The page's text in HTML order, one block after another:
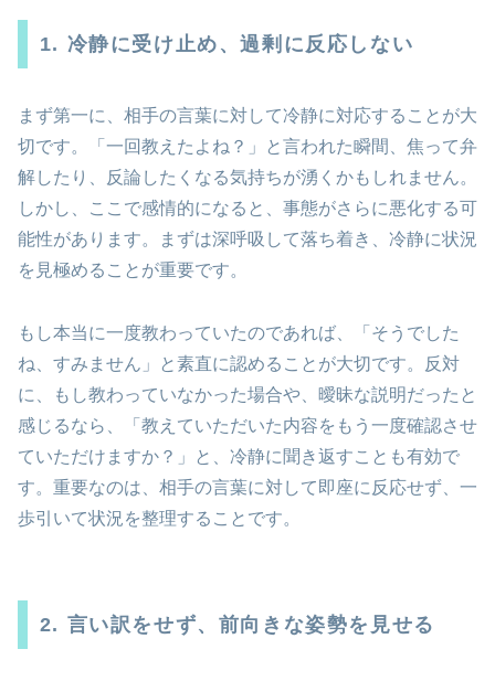
1. 冷静に受け止め、過剰に反応しない
まず第一に、相手の言葉に対して冷静に対応することが大
切です。「一回教えたよね？」と言われた瞬間、焦って弁
解したり、反論したくなる気持ちが湧くかもしれません。
しかし、ここで感情的になると、事態がさらに悪化する可
能性があります。まずは深呼吸して落ち着き、冷静に状況
を見極めることが重要です。
もし本当に一度教わっていたのであれば、「そうでした
ね、すみません」と素直に認めることが大切です。反対
に、もし教わっていなかった場合や、曖昧な説明だったと
感じるなら、「教えていただいた内容をもう一度確認させ
ていただけますか？」と、冷静に聞き返すことも有効で
す。重要なのは、相手の言葉に対して即座に反応せず、一
歩引いて状況を整理することです。
2. 言い訳をせず、前向きな姿勢を見せる